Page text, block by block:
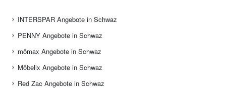
INTERSPAR Angebote in Schwaz
PENNY Angebote in Schwaz
mömax Angebote in Schwaz
Möbelix Angebote in Schwaz
Red Zac Angebote in Schwaz